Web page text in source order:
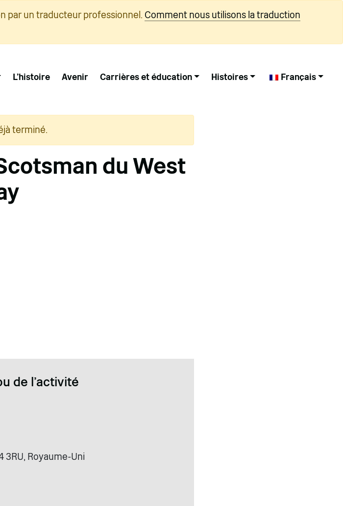
par un traducteur professionnel. Comment nous utilisons la traduction
L'histoire Avenir Carrières et éducation Histoires Français
terminé.
du West
de l'activité
3RU, Royaume-Uni